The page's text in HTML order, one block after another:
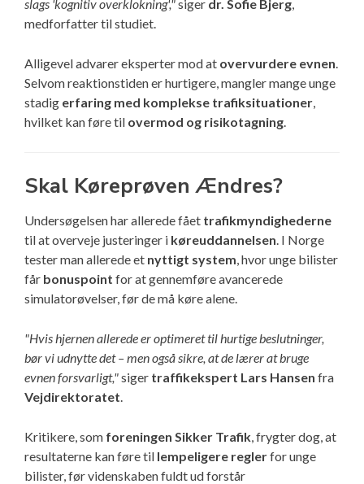
slags 'kognitiv overklokning',"siger dr. Sofie Bjerg,
medforfatter til studiet.
Alligevel advarer eksperter mod at overvurdere evnen.
Selvom reaktionstiden er hurtigere, mangler mange unge
stadig erfaring med komplekse trafiksituationer,
hvilket kan føre til overmod og risikotagning.
Skal Køreprøven Ændres?
Undersøgelsen har allerede fået trafikmyndighederne
til at overveje justeringer i køreuddannelsen. I Norge
tester man allerede et nyttigt system, hvor unge bilister
får bonuspoint for at gennemføre avancerede
simulatorøvelser, før de må køre alene.
"Hvis hjernen allerede er optimeret til hurtige beslutninger,
bør vi udnytte det – men også sikre, at de lærer at bruge
evnen forsvarligt,"siger traffikekspert Lars Hansen fra
Vejdirektoratet.
Kritikere, som foreningen Sikker Trafik, frygter dog, at
resultaterne kan føre til lempeligere reglerfor unge
bilister, før videnskaben fuldt ud forstår